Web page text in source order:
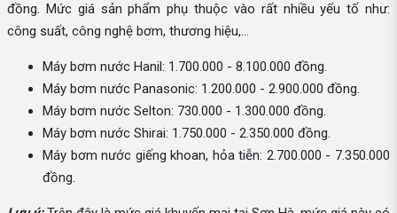
đồng. Mức giá sản phẩm phụ thuộc vào rất nhiều yếu tố như:
công suất, công nghệ bơm, thương hiệu,...
Máy bơm nước Hanil: 1.700.000 - 8.100.000 đồng.
Máy bơm nước Panasonic: 1.200.000 - 2.900.000 đồng.
Máy bơm nước Selton: 730.000 - 1.300.000 đồng.
Máy bơm nước Shirai: 1.750.000 - 2.350.000 đồng.
Máy bơm nước giếng khoan, hỏa tiễn: 2.700.000 - 7.350.000
đồng.